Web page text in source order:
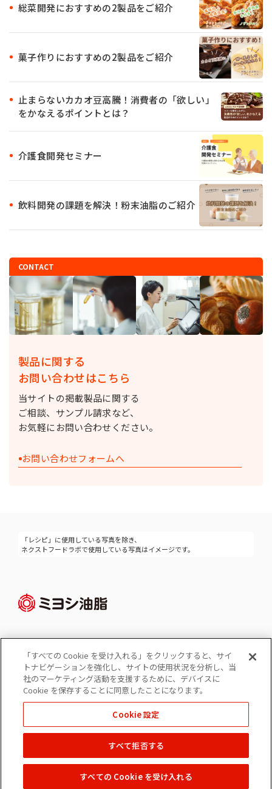
総菜開発におすすめの2製品をご紹介
菓子作りにおすすめの2製品をご紹介
止まらないカカオ豆高騰！消費者の「欲しい」
をかなえるポイントとは？
介護食開発セミナー
飲料開発の課題を解決！粉末油脂のご紹介
CONTACT
製品に関する
お問い合わせはこちら
当サイトの掲載製品に関する
ご相談、サンプル請求など、
お気軽にお問い合わせください。
お問い合わせフォームへ
「レシピ」に使用している写真を除き、
ネクストフードラボで使用している写真はイメージです。
Cookie 設定
コーポレートサイト
個人情報の保護
ソーシャルメディアポリシー
Copyright © 2022 MIYOSHI OIL & FAT CO.,LTD. All Rights Reserved.
「すべての Cookie を受け入れる」をクリックすると、サイ
トナビゲーションを強化し、サイトの使用状況を分析し、当
社のマーケティング活動を支援するために、デバイスに
Cookie を保存することに同意したことになります。
Cookie 設定
すべて拒否する
すべての Cookie を受け入れる